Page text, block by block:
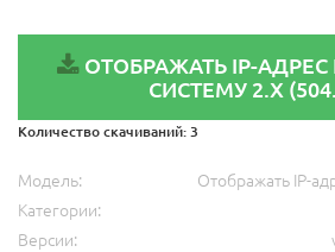
ОТОБРАЖАТЬ IP-
СИСТЕМУ 2.X
Количество скачиваний:3
Модель:
Отображать IP-
Категории:
Версии: